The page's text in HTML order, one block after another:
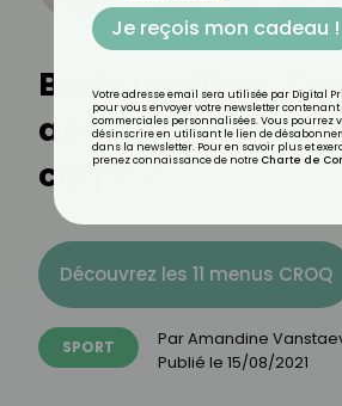
Body positive :
apprendre à
corps ?
Découvrez les 11 menus CROQ
SPORT ParAmandine
Publié le 15/08/2021
Je reçois mon cadeau !
Votre adresse email sera utilisée par Digital
pour vous envoyer votre newsletter contenant
commerciales personnalisées. Vous pourrez
désinscrire en utilisant le lien de
dans la newsletter. Pour en savoir plus et
prenez connaissance de notre Charte de